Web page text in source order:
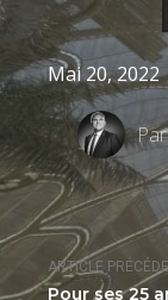
ARTICLE
Pour ses 25
Mai 20, 2022
Par